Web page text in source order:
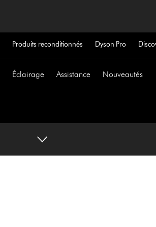
Produits reconditionnés Dyson Pro
Éclairage Assistance Nouveautés